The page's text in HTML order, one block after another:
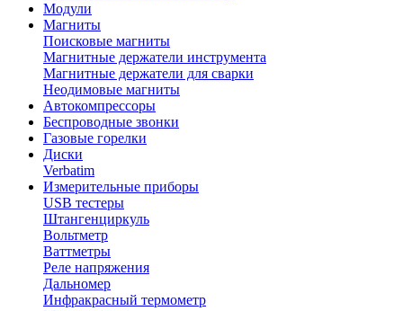
Модули
Магниты
Поисковые магниты
Магнитные держатели инструмента
Магнитные держатели для сварки
Неодимовые магниты
Автокомпрессоры
Беспроводные звонки
Газовые горелки
Диски
Verbatim
Измерительные приборы
USB тестеры
Штангенциркуль
Вольтметр
Ваттметры
Реле напряжения
Дальномер
Инфракрасный термометр